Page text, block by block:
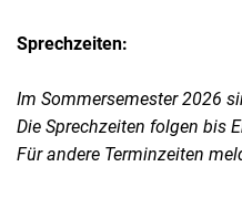
Sprechzeiten:
Im Sommersemester 2026
Die Sprechzeiten folgen bis
Für andere Terminzeiten